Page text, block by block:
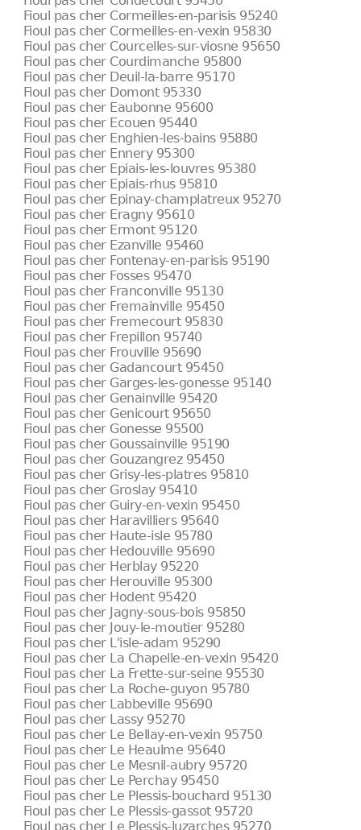
Fioul pas cher Cormeilles-en-parisis 95240
Fioul pas cher Cormeilles-en-vexin 95830
Fioul pas cher Courcelles-sur-viosne 95650
Fioul pas cher Courdimanche 95800
Fioul pas cher Deuil-la-barre 95170
Fioul pas cher Domont 95330
Fioul pas cher Eaubonne 95600
Fioul pas cher Ecouen 95440
Fioul pas cher Enghien-les-bains 95880
Fioul pas cher Ennery 95300
Fioul pas cher Epiais-les-louvres 95380
Fioul pas cher Epiais-rhus 95810
Fioul pas cher Epinay-champlatreux 95270
Fioul pas cher Eragny 95610
Fioul pas cher Ermont 95120
Fioul pas cher Ezanville 95460
Fioul pas cher Fontenay-en-parisis 95190
Fioul pas cher Fosses 95470
Fioul pas cher Franconville 95130
Fioul pas cher Fremainville 95450
Fioul pas cher Fremecourt 95830
Fioul pas cher Frepillon 95740
Fioul pas cher Frouville 95690
Fioul pas cher Gadancourt 95450
Fioul pas cher Garges-les-gonesse 95140
Fioul pas cher Genainville 95420
Fioul pas cher Genicourt 95650
Fioul pas cher Gonesse 95500
Fioul pas cher Goussainville 95190
Fioul pas cher Gouzangrez 95450
Fioul pas cher Grisy-les-platres 95810
Fioul pas cher Groslay 95410
Fioul pas cher Guiry-en-vexin 95450
Fioul pas cher Haravilliers 95640
Fioul pas cher Haute-isle 95780
Fioul pas cher Hedouville 95690
Fioul pas cher Herblay 95220
Fioul pas cher Herouville 95300
Fioul pas cher Hodent 95420
Fioul pas cher Jagny-sous-bois 95850
Fioul pas cher Jouy-le-moutier 95280
Fioul pas cher L'isle-adam 95290
Fioul pas cher La Chapelle-en-vexin 95420
Fioul pas cher La Frette-sur-seine 95530
Fioul pas cher La Roche-guyon 95780
Fioul pas cher Labbeville 95690
Fioul pas cher Lassy 95270
Fioul pas cher Le Bellay-en-vexin 95750
Fioul pas cher Le Heaulme 95640
Fioul pas cher Le Mesnil-aubry 95720
Fioul pas cher Le Perchay 95450
Fioul pas cher Le Plessis-bouchard 95130
Fioul pas cher Le Plessis-gassot 95720
Fioul pas cher Le Plessis-luzarches 95270